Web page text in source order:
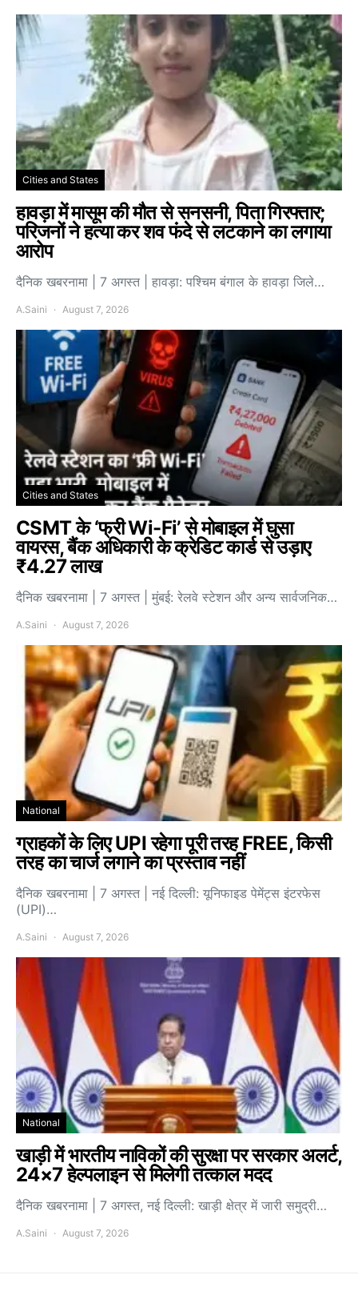
Cities and States
हावड़ा में मासूम की मौत से सनसनी, पिता गिरफ्तार;
परिजनों ने हत्या कर शव फंदे से लटकाने का लगाया
आरोप
दैनिक खबरनामा | 7 अगस्त | हावड़ा: पश्चिम बंगाल के हावड़ा जिले…
A.Saini August 7, 2026
Cities and States
CSMT के ‘फ्री Wi-Fi’ से मोबाइल में घुसा
वायरस, बैंक अधिकारी के क्रेडिट कार्ड से उड़ाए
₹4.27 लाख
दैनिक खबरनामा | 7 अगस्त | मुंबई: रेलवे स्टेशन और अन्य सार्वजनिक…
A.Saini August 7, 2026
National
ग्राहकों के लिए UPI रहेगा पूरी तरह FREE, किसी
तरह का चार्ज लगाने का प्रस्ताव नहीं
दैनिक खबरनामा | 7 अगस्त | नई दिल्ली: यूनिफाइड पेमेंट्स इंटरफेस
(UPI)…
A.Saini August 7, 2026
National
खाड़ी में भारतीय नाविकों की सुरक्षा पर सरकार अलर्ट,
24×7 हेल्पलाइन से मिलेगी तत्काल मदद
दैनिक खबरनामा | 7 अगस्त, नई दिल्ली: खाड़ी क्षेत्र में जारी समुद्री…
A.Saini August 7, 2026